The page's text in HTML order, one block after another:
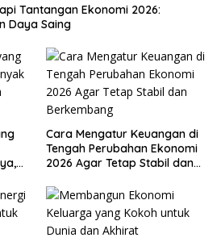
Tantangan Ekonomi 2026:
Daya Saing
Cara Mengatur Keuangan di
Tengah Perubahan Ekonomi
2026 Agar Tetap Stabil dan